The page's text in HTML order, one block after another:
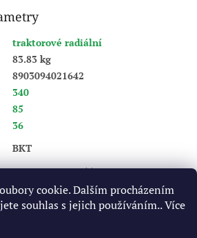
cookie. Dalším procházením
souhlas s jejich používáním.. Více
traktorové radiální
83.83 kg
8903094021642
340
85
36
BKT
AGRIMAX RT 855
132/132
A8 - do 40 km/hod, B - do 50